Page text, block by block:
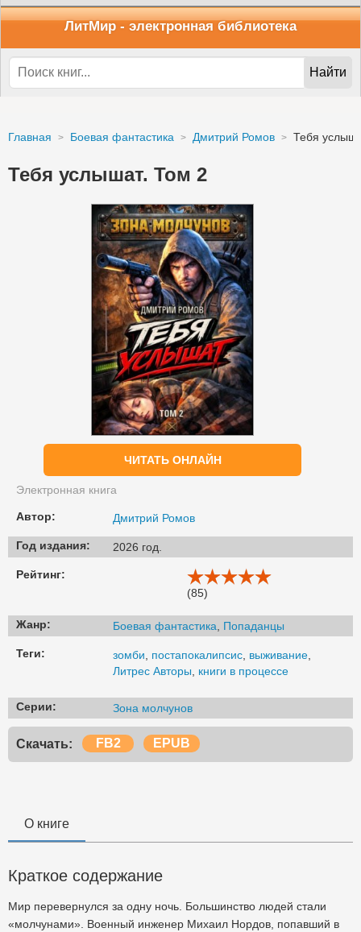
ЛитМир - электронная библиотека
Найти
Главная Боевая фантастика Дмитрий Ромов Тебя
Тебя услышат. Том 2
ЧИТАТЬ ОНЛАЙН
Электронная книга
Автор: Дмитрий Ромов
Год издания: 2026 год.
Рейтинг:
(85)
Жанр: Боевая фантастика Попаданцы
Теги: зомби постапокалипсис выживание
Литрес Авторы
книги в процессе
Серии: Зона молчунов
Скачать: FB2 EPUB
О книге
Краткое содержание
Мир перевернулся за одну ночь. Большинство людей стали
«молчунами». Военный инженер Михаил Нордов, попавший в